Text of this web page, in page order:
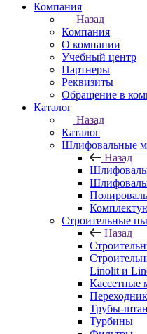
Компания
Назад
Компания
О компании
Учебный центр
Партнеры
Реквизиты
Обращение в
Каталог
Назад
Каталог
Шлифовальные
Назад
Строительные
Назад
Linolit и
Трубы-
Турбины